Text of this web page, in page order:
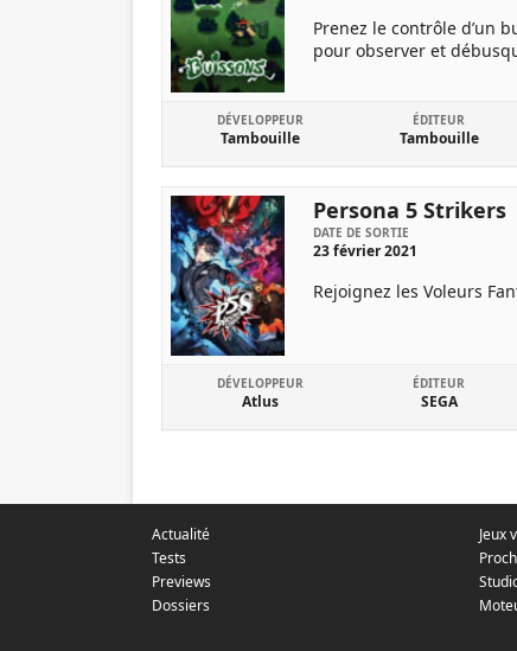
Prenez le contrôle d’un
pour observer et
DÉVELOPPEUR
Tambouille
ÉDITEUR
Tambouille
Persona 5 Strikers
DATE DE SORTIE
23 février 2021
Rejoignez les Voleurs
DÉVELOPPEUR
Atlus
ÉDITEUR
SEGA
Actualité
Tests
Previews
Dossiers
Jeux